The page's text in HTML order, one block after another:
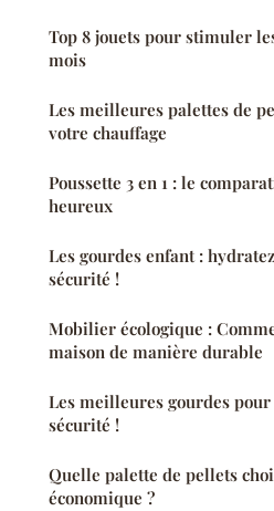
Top 8 jouets pour stimuler
mois
Les meilleures palettes de
votre chauffage
Poussette 3 en 1 : le
heureux
Les gourdes enfant :
sécurité !
Mobilier écologique :
maison de manière durable
Les meilleures gourdes
sécurité !
Quelle palette de pellets
économique ?